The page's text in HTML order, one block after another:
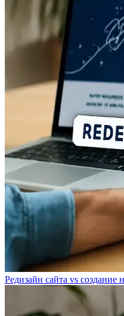
Редизайн сайта vs создание